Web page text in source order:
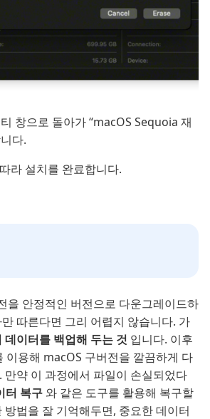
창으로 돌아가 “macOS Sequoia 재
다.
라 설치를 완료합니다.
을 안정적인 버전으로 다운그레이드하
따른다면 그리 어렵지 않습니다. 가
데이터를 백업해 두는 것 입니다. 이후
이용해 macOS 구버전을 깔끔하게 다
만약 이 과정에서 파일이 손실되었다
터 복구 와 같은 도구를 활용해 복구할
방법을 잘 기억해두면, 중요한 데이터